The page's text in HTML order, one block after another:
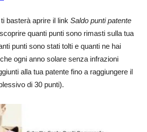
basterà aprire il link Saldo punti patente
quanti punti sono rimasti sulla tua
punti sono stati tolti e quanti ne hai
ogni anno solare senza infrazioni
alla tua patente fino a raggiungere il
di 30 punti).